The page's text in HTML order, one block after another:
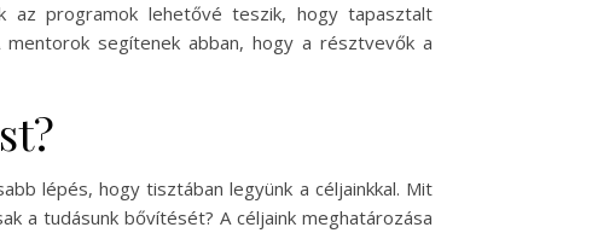
az programok lehetővé teszik, hogy tapasztalt
segítenek abban, hogy a résztvevők a
lépés, hogy tisztában legyünk a céljainkkal. Mit
a tudásunk bővítését? A céljaink meghatározása